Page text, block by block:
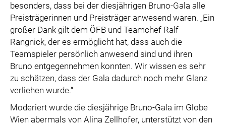
besonders, dass bei der diesjährigen Bruno-Gala alle
Preisträgerinnen und Preisträger anwesend waren. „Ein
großer Dank gilt dem ÖFB und Teamchef Ralf
Rangnick, der es ermöglicht hat, dass auch die
Teamspieler persönlich anwesend sind und ihren
Bruno entgegennehmen konnten. Wir wissen es sehr
zu schätzen, dass der Gala dadurch noch mehr Glanz
verliehen wurde.“
Moderiert wurde die diesjährige Bruno-Gala im Globe
Wien abermals von Alina Zellhofer, unterstützt von den